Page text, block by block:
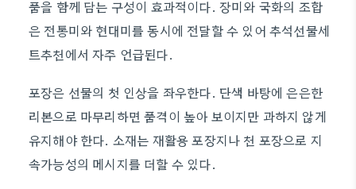
품을 함께 담는 구성이 효과적이다. 장미와 국화의 조합
은 전통미와 현대미를 동시에 전달할 수 있어 추석선물세
트추천에서 자주 언급된다.
포장은 선물의 첫 인상을 좌우한다. 단색 바탕에 은은한
리본으로 마무리하면 품격이 높아 보이지만 과하지 않게
유지해야 한다. 소재는 재활용 포장지나 천 포장으로 지
속가능성의 메시지를 더할 수 있다.